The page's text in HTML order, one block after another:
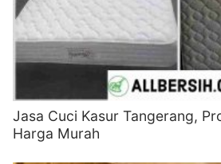
Jasa Cuci Kasur Tangerang,
Harga Murah